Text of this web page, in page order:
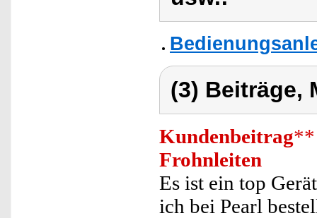
(3) Beiträge,
Kundenbeitrag**
Frohnleiten
Es ist ein top
ich bei Pearl